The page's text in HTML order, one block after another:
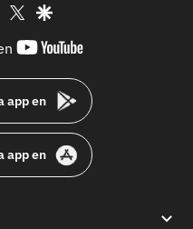
instagram
twittergoogle
youtube-
app en
app en